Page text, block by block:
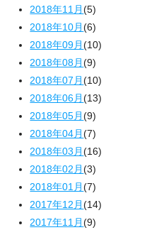
2018年11月(5)
2018年10月(6)
2018年09月(10)
2018年08月(9)
2018年07月(10)
2018年06月(13)
2018年05月(9)
2018年04月(7)
2018年03月(16)
2018年02月(3)
2018年01月(7)
2017年12月(14)
2017年11月(9)